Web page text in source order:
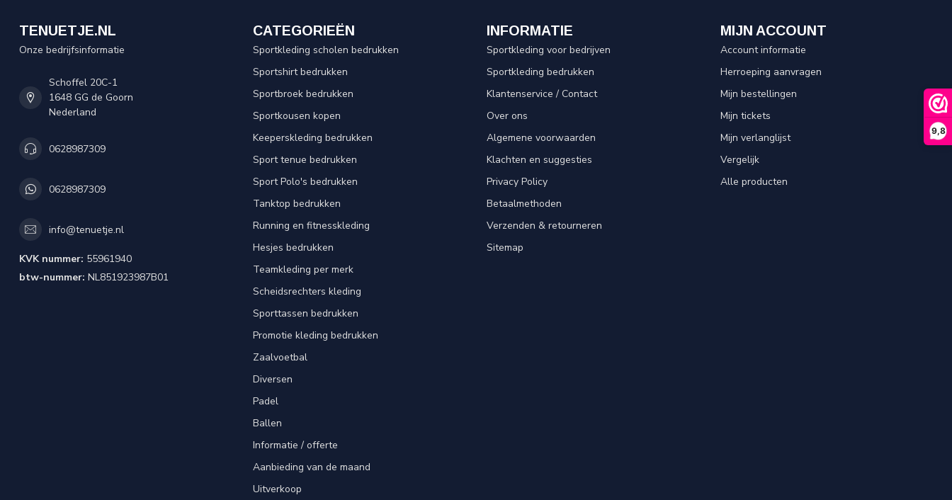
9,8
TENUETJE.NL
Onze bedrijfsinformatie
Schoffel 20C-1
1648 GG de Goorn
Nederland
0628987309
0628987309
info@tenuetje.nl
KVK nummer: 55961940
btw-nummer: NL851923987B01
CATEGORIEËN
Sportkleding scholen bedrukken
Sportshirt bedrukken
Sportbroek bedrukken
Sportkousen kopen
Keeperskleding bedrukken
Sport tenue bedrukken
Sport Polo's bedrukken
Tanktop bedrukken
Running en fitnesskleding
Hesjes bedrukken
Teamkleding per merk
Scheidsrechters kleding
Sporttassen bedrukken
Promotie kleding bedrukken
Zaalvoetbal
Diversen
Padel
Ballen
Informatie / offerte
Aanbieding van de maand
Uitverkoop
INFORMATIE
Sportkleding voor bedrijven
Sportkleding bedrukken
Klantenservice / Contact
Over ons
Algemene voorwaarden
Klachten en suggesties
Privacy Policy
Betaalmethoden
Verzenden & retourneren
Sitemap
MIJN ACCOUNT
Account informatie
Herroeping aanvragen
Mijn bestellingen
Mijn tickets
Mijn verlanglijst
Vergelijk
Alle producten